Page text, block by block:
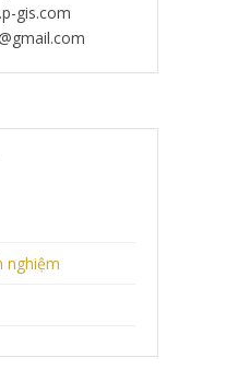
gis.com
nghiệm